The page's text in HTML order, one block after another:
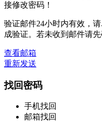
接修改密码！
验证邮件24小时内有效，
成验证。若未收到邮件请
查看邮箱
重新发送
找回密码
手机找回
邮箱找回